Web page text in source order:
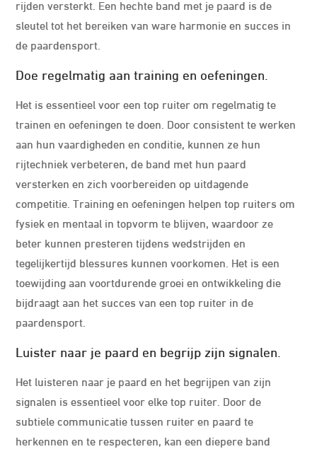
rijden versterkt. Een hechte band met je paard is de
sleutel tot het bereiken van ware harmonie en succes in
de paardensport.
Doe regelmatig aan training en oefeningen.
Het is essentieel voor een top ruiter om regelmatig te
trainen en oefeningen te doen. Door consistent te werken
aan hun vaardigheden en conditie, kunnen ze hun
rijtechniek verbeteren, de band met hun paard
versterken en zich voorbereiden op uitdagende
competitie. Training en oefeningen helpen top ruiters om
fysiek en mentaal in topvorm te blijven, waardoor ze
beter kunnen presteren tijdens wedstrijden en
tegelijkertijd blessures kunnen voorkomen. Het is een
toewijding aan voortdurende groei en ontwikkeling die
bijdraagt aan het succes van een top ruiter in de
paardensport.
Luister naar je paard en begrijp zijn signalen.
Het luisteren naar je paard en het begrijpen van zijn
signalen is essentieel voor elke top ruiter. Door de
subtiele communicatie tussen ruiter en paard te
herkennen en te respecteren, kan een diepere band